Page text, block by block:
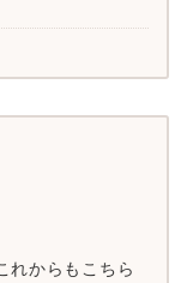
れからもこちら